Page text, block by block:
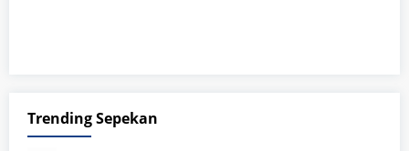
Trending Sepekan